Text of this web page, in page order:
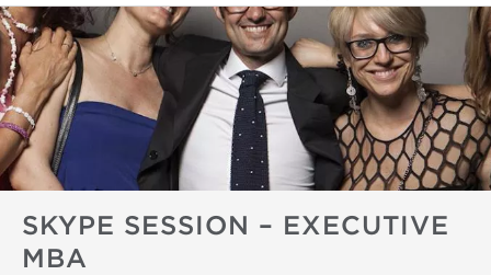
SKYPE SESSION – EXECUTIVE
MBA